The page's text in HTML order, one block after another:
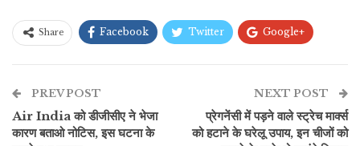
Share Facebook Twitter Google+
ईमेल
PREV POST
Air India को डीजीसीए ने भेजा
कारण बताओ नोटिस, इस घटना के
NEXT POST
प्रेगनेंसी में पड़ने वाले स्ट्रेच मार्क्स
को हटाने के घरेलू उपाय, इन चीजों को